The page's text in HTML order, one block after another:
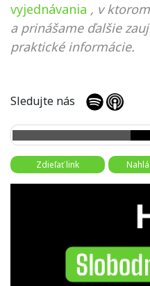
vyjednávania , v
a prinášame ďalšie
praktické informácie.
Sledujte nás
Zdieľať link